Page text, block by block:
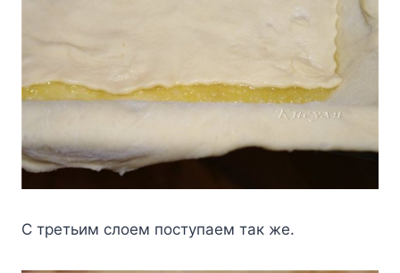
С третьим слоем поступаем так же.